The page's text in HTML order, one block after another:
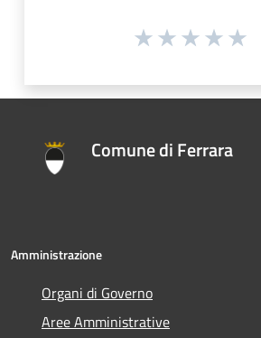
Comune di Ferrara
Amministrazione
Organi di Governo
Aree Amministrative